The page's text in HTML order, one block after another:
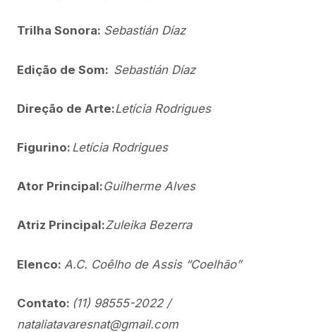
Trilha Sonora: Sebastián Díaz
Edição de Som: Sebastián Díaz
Direção de Arte:Letícia Rodrigues
Figurino: Letícia Rodrigues
Ator Principal:Guilherme Alves
Atriz Principal:Zuleika Bezerra
Elenco: A.C. Coêlho de Assis “Coelhão”
Contato: (11) 98555-2022 /
nataliatavaresnat@gmail.com